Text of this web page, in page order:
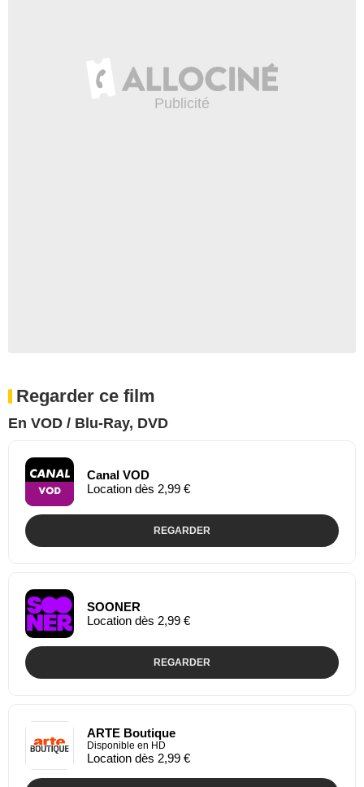
Regarder ce film
En VOD / Blu-Ray, DVD
Canal VOD
Location dès 2,99 €
REGARDER
SOONER
Location dès 2,99 €
REGARDER
ARTE Boutique
Disponible en HD
Location dès 2,99 €